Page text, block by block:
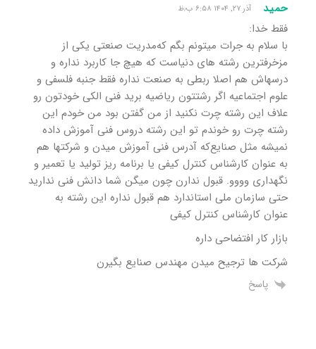
حمید آذر ۲۷, ۱۴۰۴ ۶:۵۸ ب٫ظ
فقط‌ خدا:
با سلام‌ به جرات میتونم‌ بگم‌ که‌مدریت صنعتی یکی از
مزخرفترین‌ رشته‌ های دنیاست‌ که‌ هیچ‌ جا کاربرد نداره‌ و
درسهاش‌ هم‌ اصلا‌ ربطی به صنعت‌ نداره‌ فقط‌ جنبه فلسفی‌ و
علوم‌ اجتماعیه‌ اگر رشتتون‌ ریاضیه‌ برید فنی الکی خودتون‌ رو
علاف این‌ رشته‌ چرت‌ نکنید از من‌ گفتن‌ بود من‌ خودم‌ این‌
رشته‌ چرت رو خوندم تو این‌ رشته‌ دروس فنی آموزش داده‌
نمیشه‌ مثل صنایع‌که‌ آدرس فنی آموزش میدن و شرکتها‌ هم‌
به عنوان‌ کارشناس کنترل کیفی یا برنامه ریز تولید یا تعمیر و
نگهداری وووو. قبول ندارن‌ چون‌ میگن‌ شما دانش فنی ندارید
حتی سازمان‌ ملی استاندارد هم‌ قبول نداره‌ این‌ رشته‌ به
عنوان‌ کارشناس کنترل کیفی
بازار کار افتضاحی داره
شرکت ها ترجیح میدن مهندس صنایع بگیرن
پاسخ